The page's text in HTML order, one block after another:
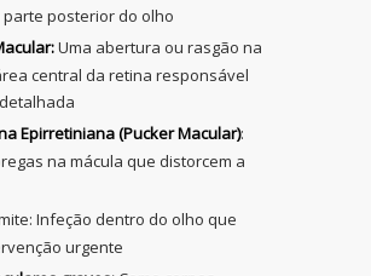
parte posterior do olho
Uma abertura ou rasgão na
central da retina responsável
Epirretiniana (Pucker Macular):
na mácula que distorcem a
Infeção dentro do olho que
urgente